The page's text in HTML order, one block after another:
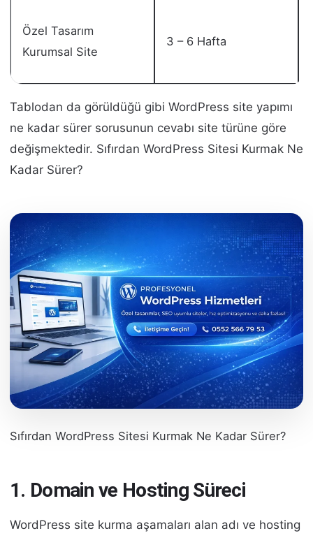
Özel Tasarım
Kurumsal Site
3 – 6 Hafta
Tablodan da görüldüğü gibi WordPress site yapımı
ne kadar sürer sorusunun cevabı site türüne göre
değişmektedir. Sıfırdan WordPress Sitesi Kurmak Ne
Kadar Sürer?
Sıfırdan WordPress Sitesi Kurmak Ne Kadar Sürer?
1. Domain ve Hosting Süreci
WordPress site kurma aşamaları alan adı ve hosting